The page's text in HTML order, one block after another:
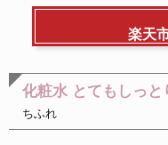
楽天
化粧水 とてもしっと
ちふれ